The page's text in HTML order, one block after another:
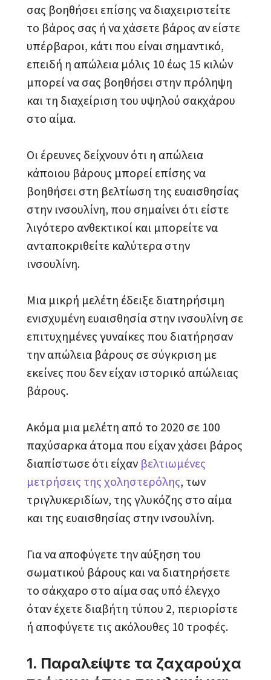
σας βοηθήσει επίσης να διαχειριστείτε
το βάρος σας ή να χάσετε βάρος αν είστε
υπέρβαροι, κάτι που είναι σημαντικό,
επειδή η απώλεια μόλις 10 έως 15 κιλών
μπορεί να σας βοηθήσει στην πρόληψη
και τη διαχείριση του υψηλού σακχάρου
στο αίμα.
Οι έρευνες δείχνουν ότι η απώλεια
κάποιου βάρους μπορεί επίσης να
βοηθήσει στη βελτίωση της ευαισθησίας
στην ινσουλίνη, που σημαίνει ότι είστε
λιγότερο ανθεκτικοί και μπορείτε να
ανταποκριθείτε καλύτερα στην
ινσουλίνη.
Μια μικρή μελέτη έδειξε διατηρήσιμη
ενισχυμένη ευαισθησία στην ινσουλίνη σε
επιτυχημένες γυναίκες που διατήρησαν
την απώλεια βάρους σε σύγκριση με
εκείνες που δεν είχαν ιστορικό απώλειας
βάρους.
Ακόμα μια μελέτη από το 2020 σε 100
παχύσαρκα άτομα που είχαν χάσει βάρος
διαπίστωσε ότι είχαν βελτιωμένες
μετρήσεις της χοληστερόλης, των
τριγλυκεριδίων, της γλυκόζης στο αίμα
και της ευαισθησίας στην ινσουλίνη.
Για να αποφύγετε την αύξηση του
σωματικού βάρους και να διατηρήσετε
το σάκχαρο στο αίμα σας υπό έλεγχο
όταν έχετε διαβήτη τύπου 2, περιορίστε
ή αποφύγετε τις ακόλουθες 10 τροφές.
1. Παραλείψτε τα ζαχαρούχα